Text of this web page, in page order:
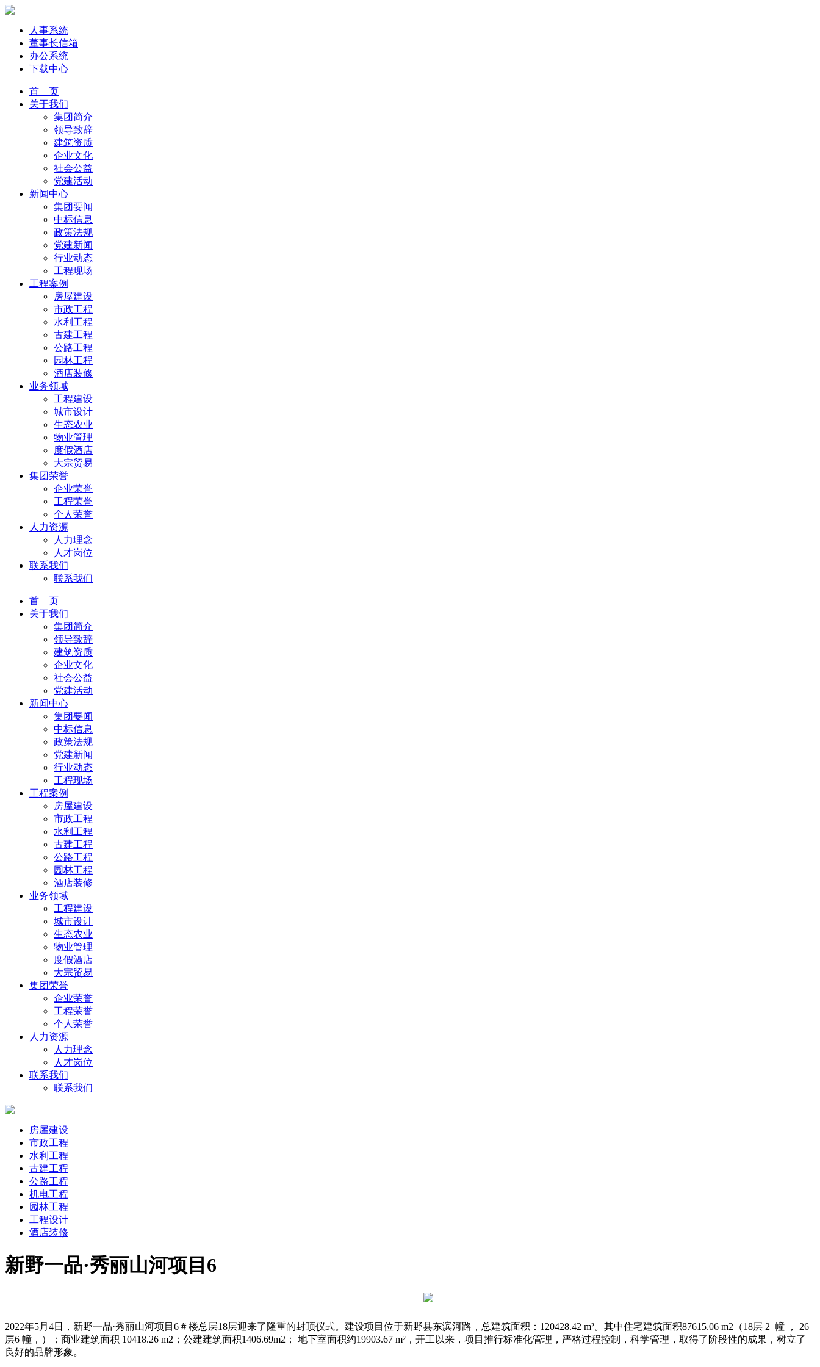
人事系统
董事长信箱
办公系统
下载中心
首 页
关于我们
集团简介
领导致辞
建筑资质
企业文化
社会公益
党建活动
新闻中心
集团要闻
中标信息
政策法规
党建新闻
行业动态
工程现场
工程案例
房屋建设
市政工程
水利工程
古建工程
公路工程
园林工程
酒店装修
业务领域
工程建设
城市设计
生态农业
物业管理
度假酒店
大宗贸易
集团荣誉
企业荣誉
工程荣誉
个人荣誉
人力资源
人力理念
人才岗位
联系我们
联系我们
首 页
关于我们
集团简介
领导致辞
建筑资质
企业文化
社会公益
党建活动
新闻中心
集团要闻
中标信息
政策法规
党建新闻
行业动态
工程现场
工程案例
房屋建设
市政工程
水利工程
古建工程
公路工程
园林工程
酒店装修
业务领域
工程建设
城市设计
生态农业
物业管理
度假酒店
大宗贸易
集团荣誉
企业荣誉
工程荣誉
个人荣誉
人力资源
人力理念
人才岗位
联系我们
联系我们
房屋建设
市政工程
水利工程
古建工程
公路工程
机电工程
园林工程
工程设计
酒店装修
新野一品·秀丽山河项目6
2022年5月4日，新野一品·秀丽山河项目6＃楼总层18层迎来了隆重的封顶仪式。建设项目位于新野县东滨河路，总建筑面积：120428.42 m²。其中住宅建筑面积87615.06 m2（18层 2 幢 ， 26
层6 幢，）；商业建筑面积 10418.26 m2；公建建筑面积1406.69m2； 地下室面积约19903.67 m²，开工以来，项目推行标准化管理，严格过程控制，科学管理，取得了阶段性的成果，树立了
良好的品牌形象。